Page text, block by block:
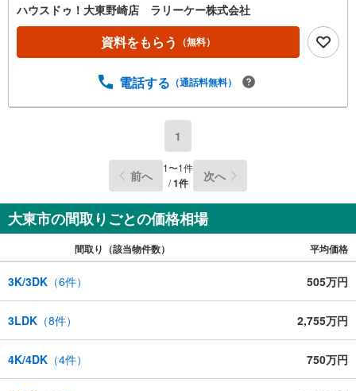
ハウスドゥ！大東野崎店 ラリーケー株式会社
資料をもらう （無料）
電話する （通話料無料）
1
前へ 1〜1件
/1件 次へ
大東市の間取りごとの価格相場
間取り（該当物件数） 平均価格
3K/3DK （6件） 505万円
3LDK （8件） 2,755万円
4K/4DK （4件） 750万円